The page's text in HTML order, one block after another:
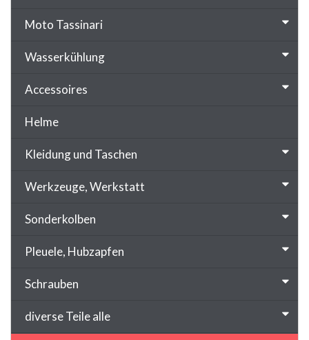
Moto Tassinari
Wasserkühlung
Accessoires
Helme
Kleidung und Taschen
Werkzeuge, Werkstatt
Sonderkolben
Pleuele, Hubzapfen
Schrauben
diverse Teile alle